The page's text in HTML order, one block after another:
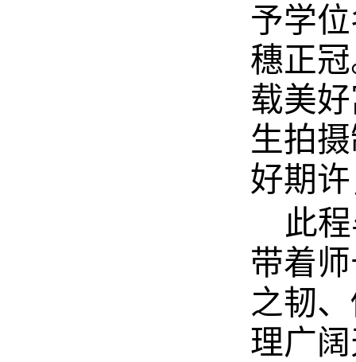
予学
穗正
载美
生拍
好期
此
带着
之韧
理广